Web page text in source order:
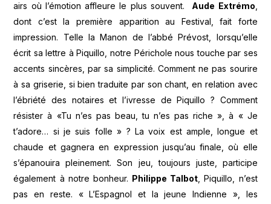
airs où l’émotion affleure le plus souvent. Aude Extrémo
dont c’est la première apparition au Festival, fait forte
impression. Telle la Manon de l’abbé Prévost, lorsqu’elle
écrit sa lettre à Piquillo, notre Périchole nous touche par ses
accents sincères, par sa simplicité. Comment ne pas sourire
à sa griserie, si bien traduite par son chant, en relation avec
l’ébriété des notaires et l’ivresse de Piquillo ? Comment
résister à «Tu n’es pas beau, tu n’es pas riche », à « Je
t’adore… si je suis folle » ? La voix est ample, longue et
chaude et gagnera en expression jusqu’au finale, où elle
s’épanouira pleinement. Son jeu, toujours juste, participe
également à notre bonheur. Philippe Talbot , Piquillo, n’est
pas en reste. « L’Espagnol et la jeune Indienne », les